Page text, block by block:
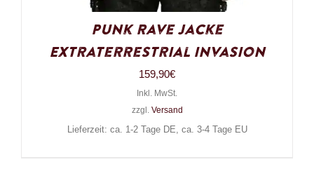
Punk Rave Jacke
Extraterrestrial Invasion
159,90€
Inkl. MwSt.
zzgl. Versand
Lieferzeit: ca. 1-2 Tage DE, ca. 3-4 Tage EU